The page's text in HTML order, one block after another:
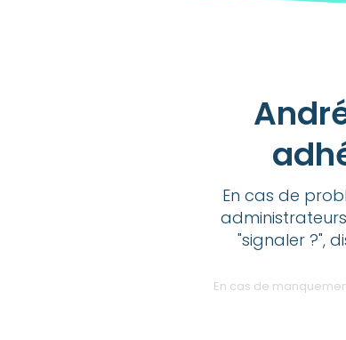
En cas de
"signaler ?",
En cas de